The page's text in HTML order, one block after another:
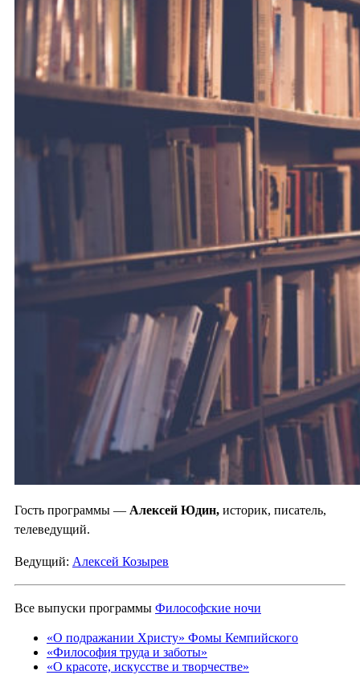
Гость программы — Алексей Юдин, историк, писатель,
телеведущий.
Ведущий: Алексей Козырев
Все выпуски программы Философские ночи
«О подражании Христу» Фомы Кемпийского
«Философия труда и заботы»
«О красоте, искусстве и творчестве»